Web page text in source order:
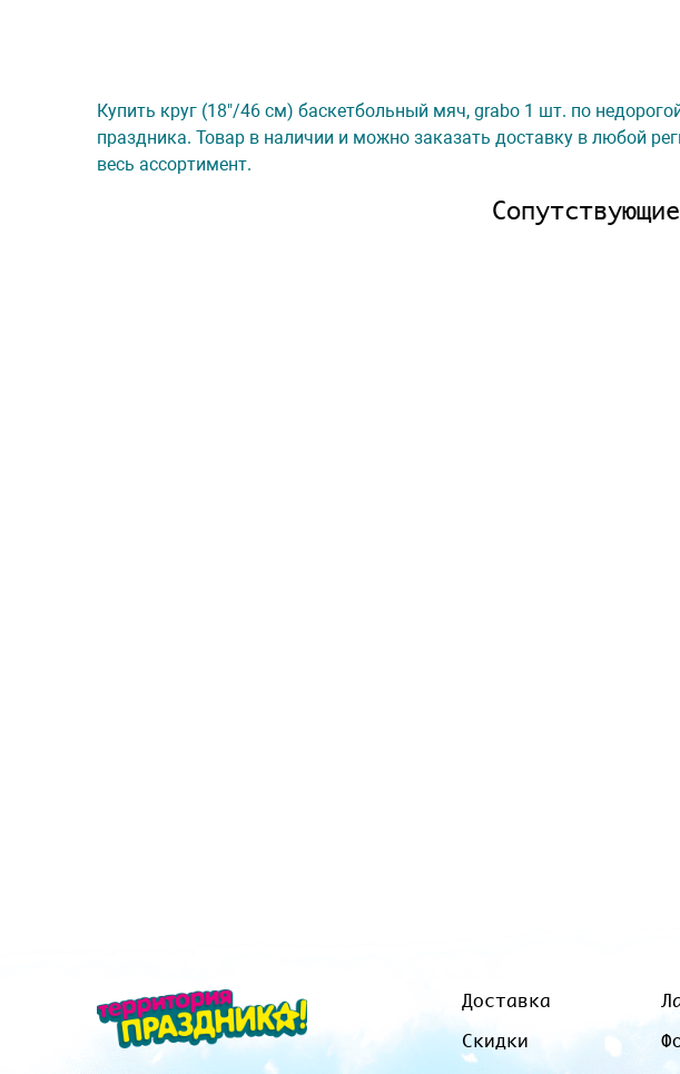
Купить круг (18"/46 см) баскетбольный мяч, grabo 1 шт. по
праздника. Товар в наличии и можно заказать доставку в любой
весь ассортимент.
Доставка
Скидки